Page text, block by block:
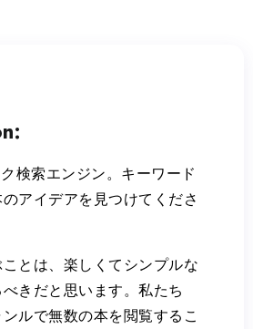
検索エンジン。キーワード
アイデアを見つけてくださ
とは、楽しくてシンプルな
きだと思います。私たち
ルで無数の本を閲覧するこ